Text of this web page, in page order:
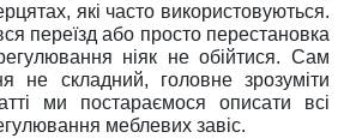
які часто використовуються.
переїзд або просто перестановка
ніяк не обійтися. Сам
не складний, головне зрозуміти
ми постараємося описати всі
меблевих завіс.